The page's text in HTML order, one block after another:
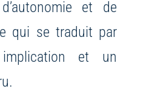
et de
qui se traduit par
et un